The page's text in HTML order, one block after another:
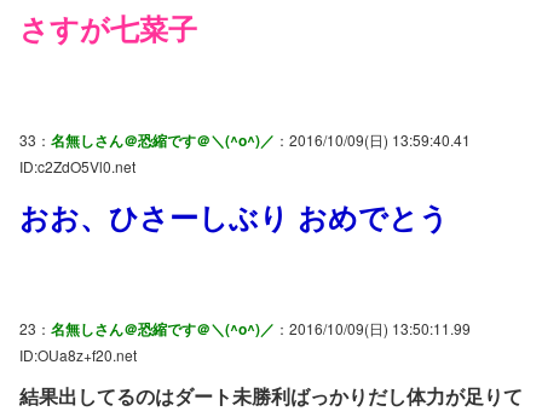
さすが七菜子
33： 名無しさん＠恐縮です＠＼(^o^)／ ：2016/10/09(日) 13:59:40.41
ID:c2ZdO5Vl0.net
おお、ひさーしぶり おめでとう
23： 名無しさん＠恐縮です＠＼(^o^)／ ：2016/10/09(日) 13:50:11.99
ID:OUa8z+f20.net
結果出してるのはダート未勝利ばっかりだし体力が足りて